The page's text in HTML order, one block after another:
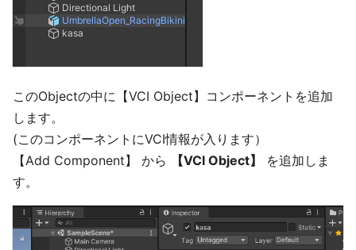
このObjectの中に【VCI Object】コンポーネントを追加
します。
(このコンポーネントにVCI情報が入ります）
【Add Component】 から
【VCI Object】
を追加しま
す。